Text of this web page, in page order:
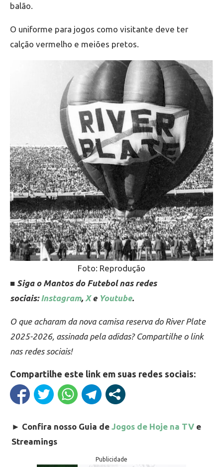
balão.
O uniforme para jogos como visitante deve ter
calção vermelho e meiões pretos.
Foto: Reprodução
■ Siga o Mantos do Futebol nas redes
sociais:Instagram, Xe Youtube.
O que acharam da nova camisa reserva do River Plate
2025-2026, assinada pela adidas? Compartilhe o link
nas redes sociais!
Compartilhe este link em suas redes sociais:
► Confira nosso Guia de Jogos de Hoje na TV e
Streamings
Publicidade